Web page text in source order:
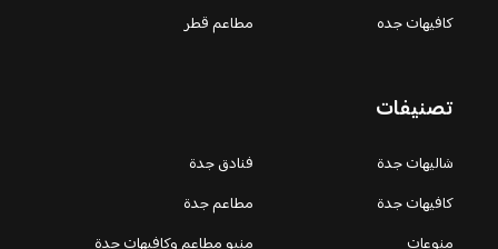
كافيهات جده
مطاعم قطر
تصنيفات
شاليهات جدة
فنادق جدة
كافيهات جدة
مطاعم جدة